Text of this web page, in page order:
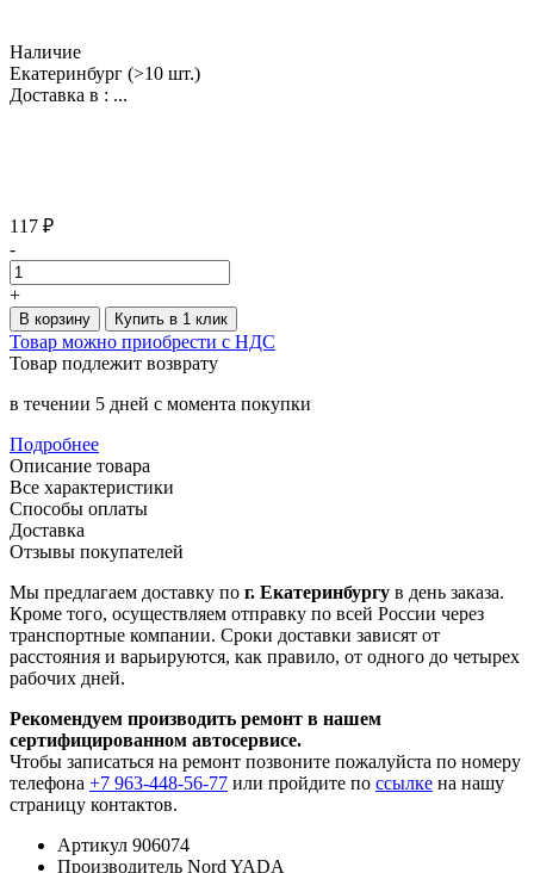
Наличие
Екатеринбург (>10 шт.)
Доставка в : ...
117 ₽
-
+
В корзину Купить в 1 клик
Товар можно приобрести с НДС
Товар подлежит возврату
в течении 5 дней с момента покупки
Подробнее
Описание товара
Все характеристики
Способы оплаты
Доставка
Отзывы покупателей
Мы предлагаем доставку по г. Екатеринбургу в день заказа.
Кроме того, осуществляем отправку по всей России через
транспортные компании. Сроки доставки зависят от
расстояния и варьируются, как правило, от одного до четырех
рабочих дней.
Рекомендуем производить ремонт в нашем
сертифицированном автосервисе.
Чтобы записаться на ремонт позвоните пожалуйста по номеру
телефона +7 963-448-56-77 или пройдите по ссылке на нашу
страницу контактов.
Артикул 906074
Производитель Nord YADA